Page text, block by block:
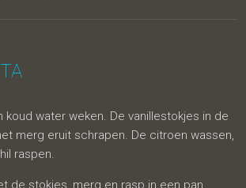
koud water weken. De vanillestokjes in de
merg eruit schrapen. De citroen wassen,
raspen.
de stokjes, merg en rasp in een pan